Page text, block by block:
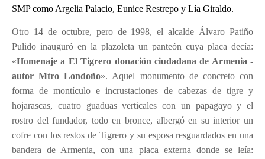
SMP como Argelia Palacio, Eunice Restrepo y Lía Giraldo.
Otro 14 de octubre, pero de 1998, el alcalde Álvaro Patiño
Pulido inauguró en la plazoleta un panteón cuya placa decía:
«Homenaje a El Tigrero donación ciudadana de Armenia -
autor Mtro Londoño». Aquel monumento de concreto con
forma de montículo e incrustaciones de cabezas de tigre y
hojarascas, cuatro guaduas verticales con un papagayo y el
rostro del fundador, todo en bronce, albergó en su interior un
cofre con los restos de Tigrero y su esposa resguardados en una
bandera de Armenia, con una placa externa donde se leía: